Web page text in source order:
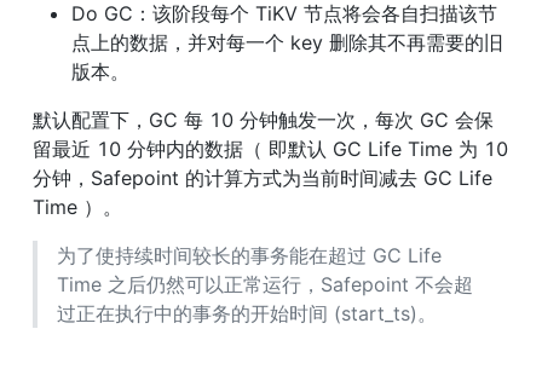
Do GC：该阶段每个 TiKV 节点将会各自扫描该节
点上的数据，并对每一个 key 删除其不再需要的旧
版本。
默认配置下，GC 每 10 分钟触发一次，每次 GC 会保
留最近 10 分钟内的数据（ 即默认 GC Life Time 为 10
分钟，Safepoint 的计算方式为当前时间减去 GC Life
Time ）。
为了使持续时间较长的事务能在超过 GC Life
Time 之后仍然可以正常运行，Safepoint 不会超
过正在执行中的事务的开始时间 (start_ts)。